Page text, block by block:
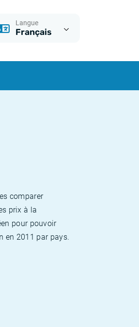
Langue
Français
comparer
prix à la
pour pouvoir
en 2011 par pays.